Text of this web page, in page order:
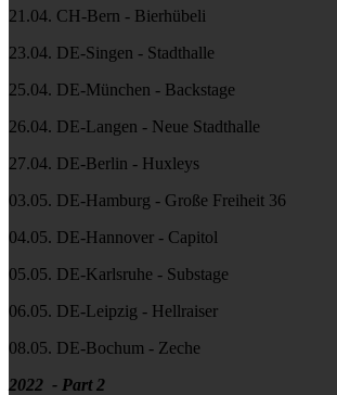
21.04. CH-Bern - Bierhübeli
23.04. DE-Singen - Stadthalle
25.04. DE-München - Backstage
26.04. DE-Langen - Neue Stadthalle
27.04. DE-Berlin - Huxleys
03.05. DE-Hamburg - Große Freiheit 36
04.05. DE-Hannover - Capitol
05.05. DE-Karlsruhe - Substage
06.05. DE-Leipzig - Hellraiser
08.05. DE-Bochum - Zeche
2022 - Part 2